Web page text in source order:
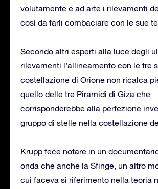
volutamente e ad arte i rilevamenti
così da farli combaciare con le sue
Secondo altri esperti alla luce degli
rilevamenti l’allineamento con le tre
costellazione di Orione non ricalca
quello delle tre Piramidi di Giza che
corrisponderebbe alla perfezione
gruppo di stelle nella costellazione
Krupp fece notare in un
onda che anche la Sfinge, un altro
cui faceva si riferimento nella teoria